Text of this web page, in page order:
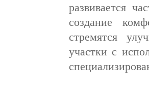
развивается
создание
стремятся
участки с